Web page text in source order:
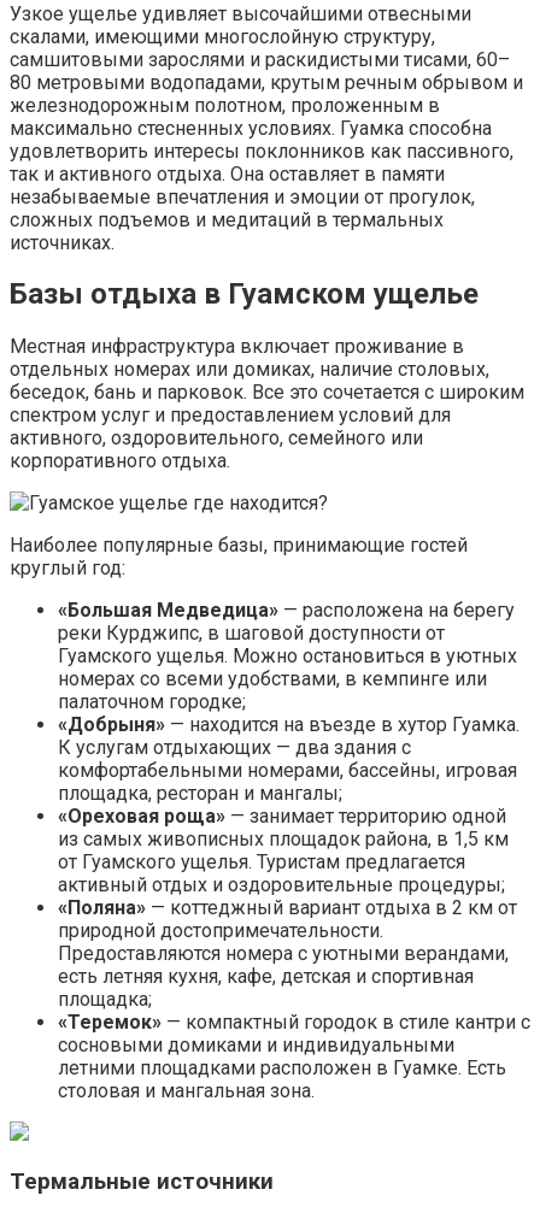
Узкое ущелье удивляет высочайшими отвесными
скалами, имеющими многослойную структуру,
самшитовыми зарослями и раскидистыми тисами, 60–
80 метровыми водопадами, крутым речным обрывом и
железнодорожным полотном, проложенным в
максимально стесненных условиях. Гуамка способна
удовлетворить интересы поклонников как пассивного,
так и активного отдыха. Она оставляет в памяти
незабываемые впечатления и эмоции от прогулок,
сложных подъемов и медитаций в термальных
источниках.
Базы отдыха в Гуамском ущелье
Местная инфраструктура включает проживание в
отдельных номерах или домиках, наличие столовых,
беседок, бань и парковок. Все это сочетается с широким
спектром услуг и предоставлением условий для
активного, оздоровительного, семейного или
корпоративного отдыха.
Наиболее популярные базы, принимающие гостей
круглый год:
«Большая Медведица» — расположена на берегу
реки Курджипс, в шаговой доступности от
Гуамского ущелья. Можно остановиться в уютных
номерах со всеми удобствами, в кемпинге или
палаточном городке;
«Добрыня» — находится на въезде в хутор Гуамка.
К услугам отдыхающих — два здания с
комфортабельными номерами, бассейны, игровая
площадка, ресторан и мангалы;
«Ореховая роща» — занимает территорию одной
из самых живописных площадок района, в 1,5 км
от Гуамского ущелья. Туристам предлагается
активный отдых и оздоровительные процедуры;
«Поляна» — коттеджный вариант отдыха в 2 км от
природной достопримечательности.
Предоставляются номера с уютными верандами,
есть летняя кухня, кафе, детская и спортивная
площадка;
«Теремок» — компактный городок в стиле кантри с
сосновыми домиками и индивидуальными
летними площадками расположен в Гуамке. Есть
столовая и мангальная зона.
Термальные источники